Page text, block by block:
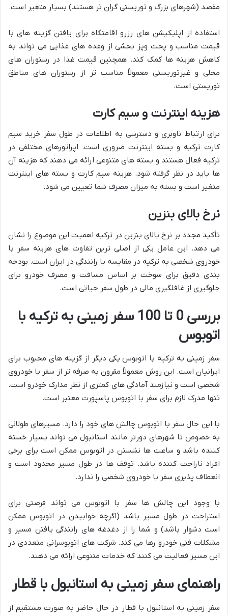
مقصد (شهرهای بزرگ و توریستی گران تر هستند) بسیار متغیر است.
استفاده از اپلیکیشن های رزرو اقامتگاه برای یافتن گزینه های با
قیمت مناسب و پخت وپز بخشی از وعده های غذایی می تواند به
کاهش هزینه ها کمک کند. همچنین قیمت غذا در رستوران های
محلی و غیرتوریستی معمولاً مناسب تر از رستوران های مناطق
توریستی است.
هزینه اینترنت و سیم کارت
برای ارتباط ناوبری و دسترسی به اطلاعات در طول سفر خرید سیم
کارت ترکیه و بسته اینترنت ضروری است. اپراتورهای مختلفی در
ترکیه فعال هستند و بسته های متنوعی ارائه می دهند که هزینه آن
ها باید در نظر گرفته شود. هزینه سیم کارت و بسته های اینترنت
متغیر است و بسته به میزان مصرف شما تعیین می شود.
نرخ بالای بنزین
تأکید مجدد بر نرخ بالای بنزین در ترکیه اهمیت این موضوع را نشان
می دهد. این عامل یکی از اصلی ترین تفاوت های هزینه سفر با
خودروی شخصی به ترکیه در مقایسه با رانندگی در ایران است. بودجه
بندی دقیق برای سوخت بر اساس مسافت و مصرف خودرو برای
جلوگیری از غافلگیری مالی در طول سفر حیاتی است.
بررسی 0 تا 100 سفر زمینی به ترکیه با
اتوبوس
سفر زمینی به ترکیه با اتوبوس یکی دیگر از گزینه های محبوب برای
ایرانیان است. این روش معمولاً مقرون به صرفه تر از سفر با خودروی
شخصی است و نیازمند آمادگی های کمتری از نظر مدارک خودرو است.
تنها مدرک لازم برای سفر با اتوبوس پاسپورت معتبر است.
با این حال سفر با اتوبوس چالش های خود را دارد. مسیرهای طولانی
به خصوص تا شهرهای دورتر مانند استانبول می تواند بسیار خسته
کننده باشد و ساعت ها نشستن در اتوبوس ممکن است برای برخی
افراد ناراحت کننده باشد. توقف ها در طول مسیر محدود است و
انعطاف پذیری سفر با خودروی شخصی را ندارد.
با وجود این چالش ها سفر با اتوبوس می تواند فرصتی برای
استراحت در طول مسیر باشد (اگرچه خوابیدن در اتوبوس ممکن
است دشوار باشد) و شما را از دغدغه های رانندگی یافتن مسیر و
مشکلات فنی خودرو رها می کند. شرکت های اتوبوسرانی متعددی در
این مسیر فعالیت می کنند که خدمات متنوعی ارائه می دهند.
راهنمای سفر زمینی به استانبول با قطار
سفر زمینی به استانبول با قطار در حال حاضر به صورت مستقیم از